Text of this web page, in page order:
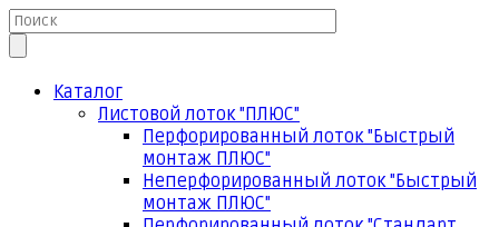
Каталог
Листовой лоток "ПЛЮС"
Перфорированный лоток "Быстрый
монтаж ПЛЮС"
Неперфорированный лоток "Быстрый
монтаж ПЛЮС"